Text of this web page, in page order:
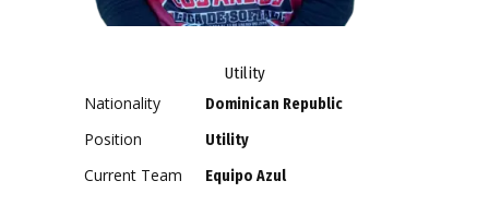
Utility
Nationality Dominican Republic
Position Utility
Current Team Equipo Azul